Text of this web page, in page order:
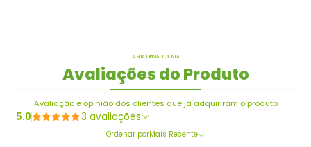
A SUA OPINIÃO CONTA
Avaliações do Produto
Avaliação e opinião dos clientes que já adquiriram o produto
5.0 3 avaliações
Ordenar porMais Recente